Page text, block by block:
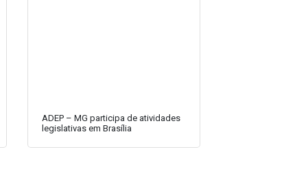
ADEP – MG participa de atividades
legislativas em Brasília